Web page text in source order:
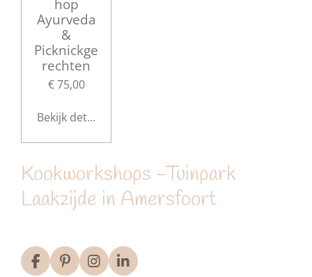
hop
Ayurveda
&
Picknickge
rechten
€ 75,00
Bekijk details
Kookworkshops -Tuinpark
Laakzijde in Amersfoort
F
P
I
L